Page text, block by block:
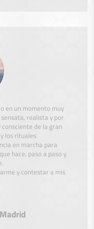
en un momento muy
realista y por
de la gran
los rituales.
en marcha para
hace, paso a paso y
y contestar a mis